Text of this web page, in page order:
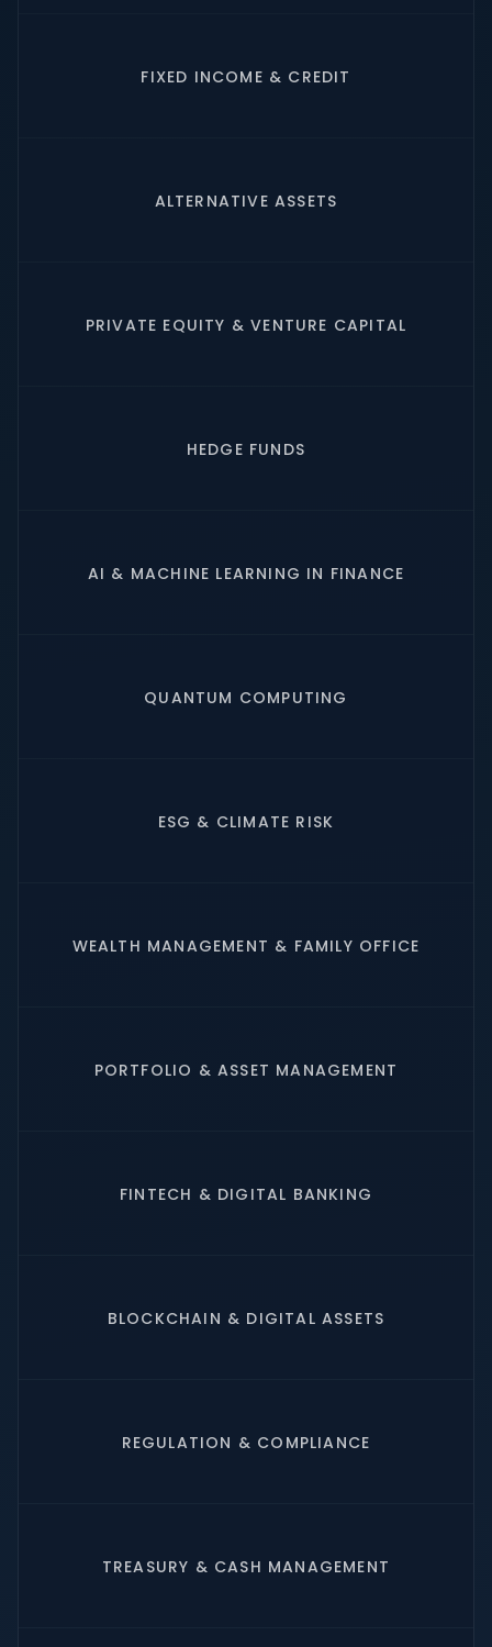
FIXED INCOME & CREDIT
ALTERNATIVE ASSETS
PRIVATE EQUITY & VENTURE CAPITAL
HEDGE FUNDS
AI & MACHINE LEARNING IN FINANCE
QUANTUM COMPUTING
ESG & CLIMATE RISK
WEALTH MANAGEMENT & FAMILY OFFICE
PORTFOLIO & ASSET MANAGEMENT
FINTECH & DIGITAL BANKING
BLOCKCHAIN & DIGITAL ASSETS
REGULATION & COMPLIANCE
TREASURY & CASH MANAGEMENT